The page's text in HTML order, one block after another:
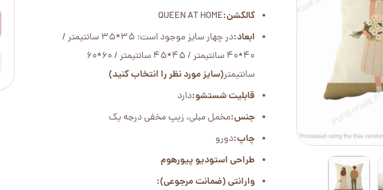
کالکشن:QUEEN AT HOME
ابعاد:
در چهار سایز موجود است: 35*35 سانتیمتر /
40*40 سانتیمتر / 45*45 سانتیمتر / 60*60
سانتیمتر(سایز مورد نظر را انتخاب کنید)
قابلیت شستشو:دارد
جنس:مخمل مبلی، زیپ مخفی درجه یک
چاپ:دورو
طراحی استودیو پیورهوم
وارانتی (ضمانت مرجوعی):